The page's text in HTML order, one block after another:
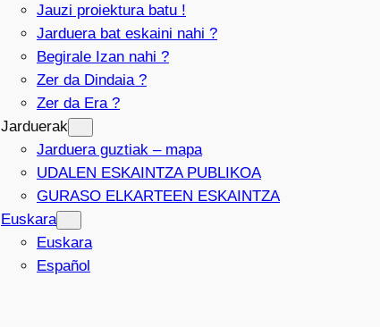
Jauzi proiektura batu !
Jarduera bat eskaini nahi ?
Begirale Izan nahi ?
Zer da Dindaia ?
Zer da Era ?
Jarduerak
Jarduera guztiak – mapa
UDALEN ESKAINTZA PUBLIKOA
GURASO ELKARTEEN ESKAINTZA
Euskara
Euskara
Español